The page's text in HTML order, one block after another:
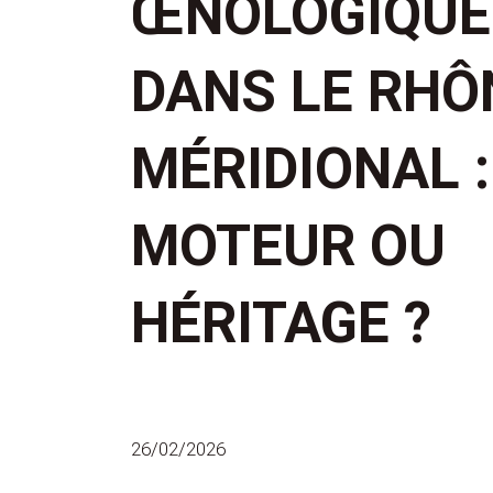
ŒNOLOGIQUE
DANS LE
MÉRIDIONAL :
MOTEUR OU
HÉRITAGE ?
26/02/2026